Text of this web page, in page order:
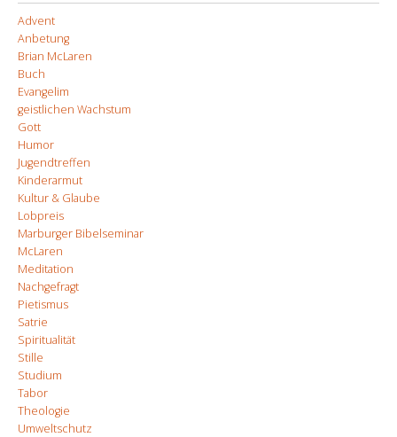
Advent
Anbetung
Brian McLaren
Buch
Evangelim
geistlichen Wachstum
Gott
Humor
Jugendtreffen
Kinderarmut
Kultur & Glaube
Lobpreis
Marburger Bibelseminar
McLaren
Meditation
Nachgefragt
Pietismus
Satrie
Spiritualität
Stille
Studium
Tabor
Theologie
Umweltschutz